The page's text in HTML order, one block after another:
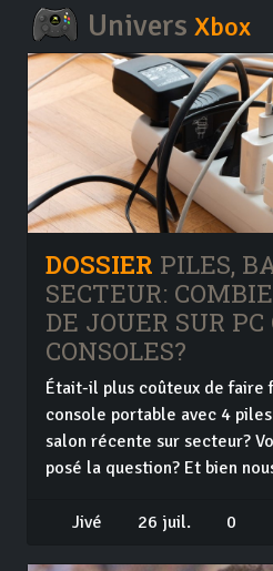
Univers Xbox
DOSSIER PILES,
SECTEUR:
DE JOUER SUR PC
CONSOLES?
Était-il plus coûteux de faire
console portable avec 4
salon récente sur secteur?
posé la question? Et bien
Jivé 26 juil. 0